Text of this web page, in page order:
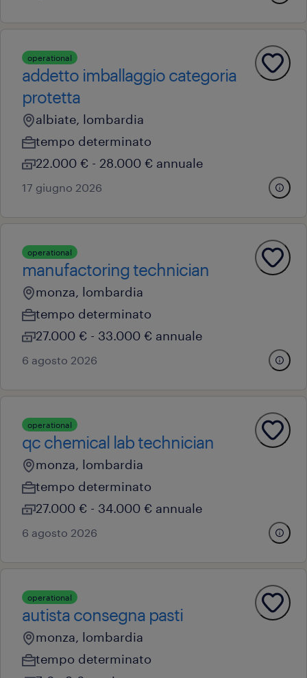
operational
addetto imballaggio categoria
protetta
albiate, lombardia
tempo determinato
22.000 € - 28.000 € annuale
17 giugno 2026
operational
manufactoring technician
monza, lombardia
tempo determinato
27.000 € - 33.000 € annuale
6 agosto 2026
operational
qc chemical lab technician
monza, lombardia
tempo determinato
27.000 € - 34.000 € annuale
6 agosto 2026
operational
autista consegna pasti
monza, lombardia
tempo determinato